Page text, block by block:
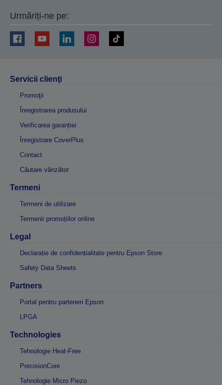
Urmăriți-ne pe:
Servicii clienţi
Promoţii
Înregistrarea produsului
Verificarea garanției
Înregistrare CoverPlus
Contact
Căutare vânzător
Termeni
Termeni de utilizare
Termenii promoțiilor online
Legal
Declarație de confidențialitate pentru Epson Store
Safety Data Sheets
Partners
Portal pentru parteneri Epson
LPGA
Technologies
Tehnologie Heat-Free
PrecisionCore
Tehnologie Micro Piezo